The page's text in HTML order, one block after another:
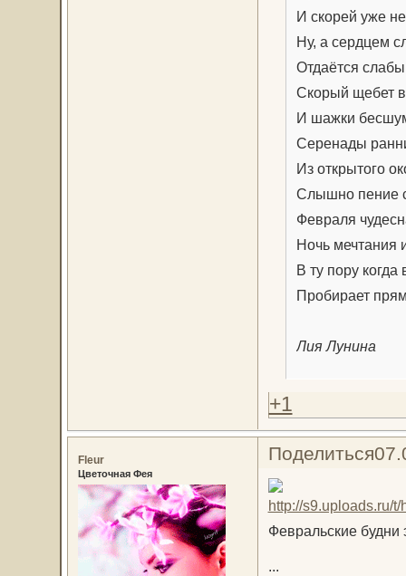
И скорей уже
Ну, а сердцем
Отдаётся
Скорый щебет
И шажки
Серенады
Из открытого
Слышно пение
Февраля
Ночь мечтания
В ту пору когда
Пробирает
Лия Лунина
+1
Поделиться
Fleur
Цветочная Фея
Февральские будни
...